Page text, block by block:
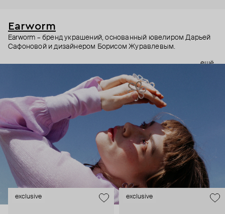
Earworm
Earworm – бренд украшений, основанный ювелиром Дарьей
Сафоновой и дизайнером Борисом Журавлевым.
В основе бренда – сочетание концептуальности и
музыкальности (словом earworm называют мелодию,
которая запоминается раз и навсегда). Хотя музыка –
абстрактная форма искусства, украшения Earworm не только
про эмоции, но и про смыслы. Создатели бренда
зашифровывают их в тщательно продуманных формах и
деталях. Каждое украшение как ненавязчивое напоминание
– о том, как важно ценить момент, не забывать, что за зимой
всегда приходит весна, и многом другом.
Украшения Earworm для тех, кто не выбирает между мыслить
и чувствовать.
ещё
exclusive exclusive